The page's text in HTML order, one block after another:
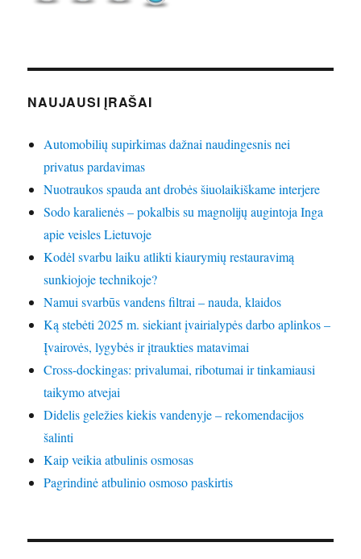
NAUJAUSI ĮRAŠAI
Automobilių supirkimas dažnai naudingesnis nei
privatus pardavimas
Nuotraukos spauda ant drobės šiuolaikiškame interjere
Sodo karalienės – pokalbis su magnolijų augintoja Inga
apie veisles Lietuvoje
Kodėl svarbu laiku atlikti kiaurymių restauravimą
sunkiojoje technikoje?
Namui svarbūs vandens filtrai – nauda, klaidos
Ką stebėti 2025 m. siekiant įvairialypės darbo aplinkos –
Įvairovės, lygybės ir įtraukties matavimai
Cross-dockingas: privalumai, ribotumai ir tinkamiausi
taikymo atvejai
Didelis geležies kiekis vandenyje – rekomendacijos
šalinti
Kaip veikia atbulinis osmosas
Pagrindinė atbulinio osmoso paskirtis